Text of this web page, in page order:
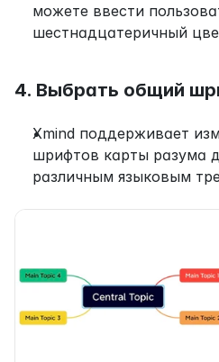
можете ввести
шестнадцатеричный
4. Выбрать общий
Xmind поддерживает
шрифтов карты разума
различным языковым